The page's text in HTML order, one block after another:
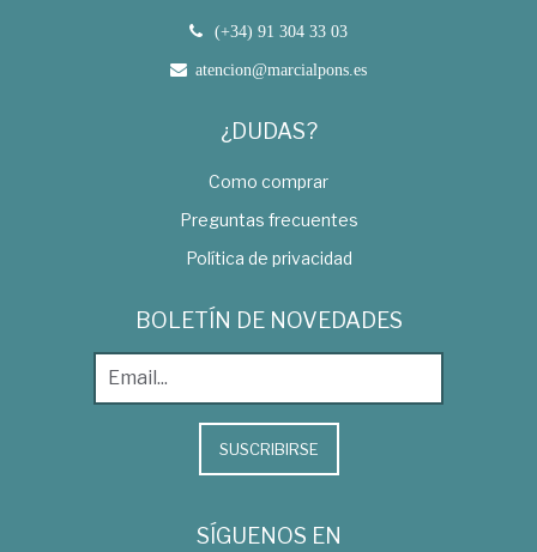
(+34) 91 304 33 03
atencion@marcialpons.es
¿DUDAS?
Como comprar
Preguntas frecuentes
Política de privacidad
BOLETÍN DE NOVEDADES
SUSCRIBIRSE
SÍGUENOS EN